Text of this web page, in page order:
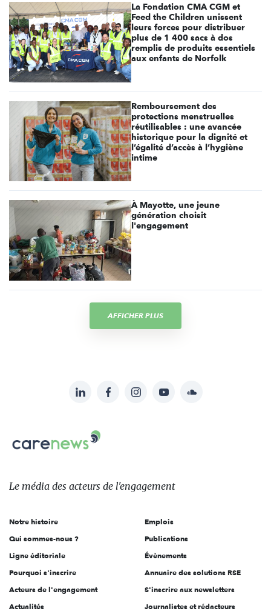
La Fondation CMA CGM et
Feed the Children unissent
leurs forces pour distribuer
plus de 1 400 sacs à dos
remplis de produits essentiels
aux enfants de Norfolk
Remboursement des
protections menstruelles
réutilisables : une avancée
historique pour la dignité et
l’égalité d’accès à l’hygiène
intime
À Mayotte, une jeune
génération choisit
l'engagement
AFFICHER PLUS
sur:
LinkedInFacebookInstagramYouTubeSoundcloud
Carenews,
Le
des
l'engagement
Le média des acteurs de l'engagement
Notre histoire
Qui sommes-nous ?
Ligne éditoriale
Pourquoi s'inscrire
Acteurs de l'engagement
Actualités
Emplois
Publications
Évènements
Annuaire des solutions RSE
S'inscrire aux newsletters
Journalistes et rédacteurs